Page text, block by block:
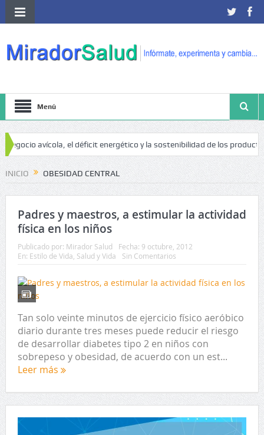
Menú
avícola, el déficit energético y la sostenibilidad de los productores
de cáncer
INICIO OBESIDAD CENTRAL
Padres y maestros, a estimular la actividad
física en los niños
Publicado por: Mirador Salud Fecha: 9 octubre, 2012
En: Estilo de Vida, Salud y Vida Sin Comentarios
Tan solo veinte minutos de ejercicio físico aeróbico
diario durante tres meses puede reducir el riesgo
de desarrollar diabetes tipo 2 en niños con
sobrepeso y obesidad, de acuerdo con un est...
Leer más